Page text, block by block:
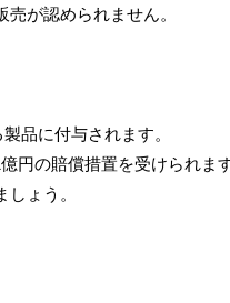
が認められません。
品に付与されます。
円の賠償措置を受けられます
ょう。